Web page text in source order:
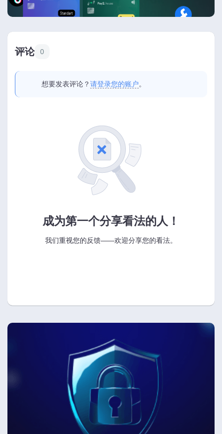
评论 0
想要发表评论？请登录您的账户。
成为第一个分享看法的人！
我们重视您的反馈——欢迎分享您的看法。